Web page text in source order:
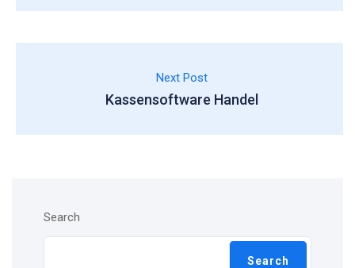
Next Post
Kassensoftware Handel
Search
Search